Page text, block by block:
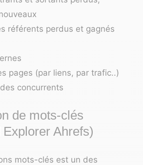
référents perdus et gagnés
pages (par liens, par trafic..)
concurrents
de mots-clés
Ahrefs)
mots-clés est un des